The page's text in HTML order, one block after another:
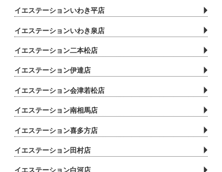
れている場合及び利用目的の達成に必要となる範囲内
で委託する場合を除いて、第三者に提供いたしませ
3．個人情報の安全保護
当社の保有する個人情報は厳重に管理されています。
個人情報への不正アクセスや個人情報の盗難、紛失、
報の保存・管理・廃棄ルールの徹底、社内ルールを定
めて徹底し、 その予防に努めます。
イエステーションいわき平店
イエステーションいわき泉店
イエステーション二本松店
イエステーション伊達店
イエステーション会津若松店
イエステーション南相馬店
イエステーション喜多方店
イエステーション田村店
イエステーション白河店